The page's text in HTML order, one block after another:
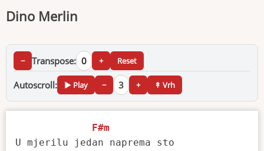
Dino Merlin
− Transpose: 0 + Reset
Autoscroll: ▶ Play − 3 + ↟ Vrh
F#m
U mjerilu jedan naprema sto